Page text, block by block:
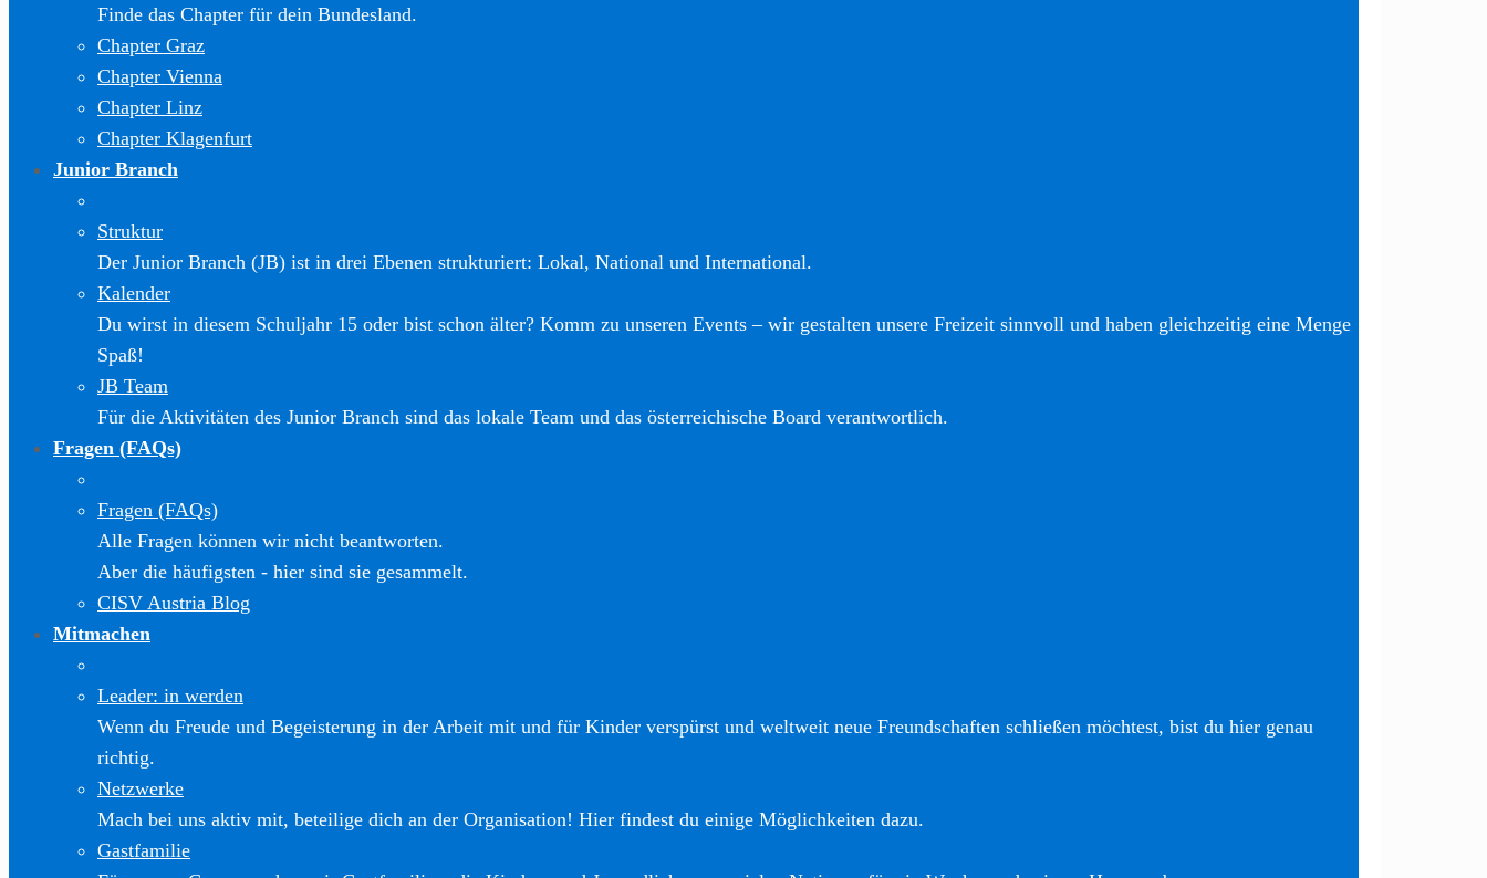
Finde das Chapter für dein Bundesland.
Chapter Graz
Chapter Vienna
Chapter Linz
Chapter Klagenfurt
Junior Branch
Struktur
Der Junior Branch (JB) ist in drei Ebenen strukturiert: Lokal, National und International.
Kalender
Du wirst in diesem Schuljahr 15 oder bist schon älter? Komm zu unseren Events – wir gestalten unsere Freizeit sinnvoll und haben gleichzeitig eine Menge
Spaß!
JB Team
Für die Aktivitäten des Junior Branch sind das lokale Team und das österreichische Board verantwortlich.
Fragen (FAQs)
Fragen (FAQs)
Alle Fragen können wir nicht beantworten.
Aber die häufigsten - hier sind sie gesammelt.
CISV Austria Blog
Mitmachen
Leader: in werden
Wenn du Freude und Begeisterung in der Arbeit mit und für Kinder verspürst und weltweit neue Freundschaften schließen möchtest, bist du hier genau
richtig.
Netzwerke
Mach bei uns aktiv mit, beteilige dich an der Organisation! Hier findest du einige Möglichkeiten dazu.
Gastfamilie